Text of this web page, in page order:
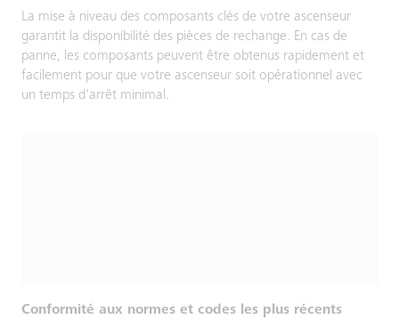
La mise à niveau des composants clés de votre ascenseur
garantit la disponibilité des pièces de rechange. En cas de
panne, les composants peuvent être obtenus rapidement et
facilement pour que votre ascenseur soit opérationnel avec
un temps d'arrêt minimal.
Conformité aux normes et codes les plus récents